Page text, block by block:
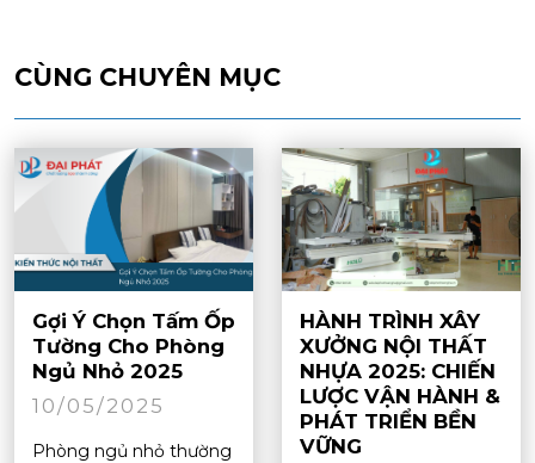
CÙNG CHUYÊN MỤC
Gợi Ý Chọn Tấm Ốp
Tường Cho Phòng
Ngủ Nhỏ 2025
10/05/2025
Phòng ngủ nhỏ thường
HÀNH TRÌNH XÂY
XƯỞNG NỘI THẤT
NHỰA 2025: CHIẾN
LƯỢC VẬN HÀNH &
PHÁT TRIỂN BỀN
VỮNG